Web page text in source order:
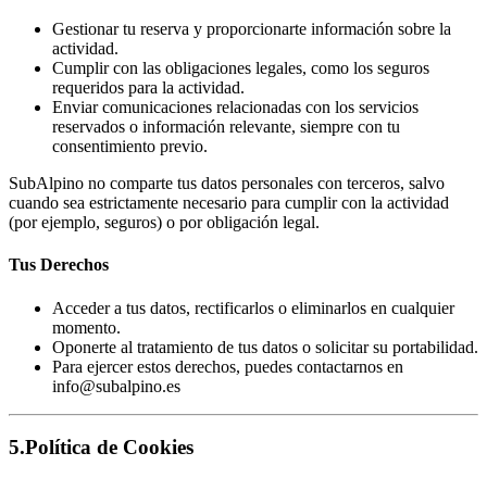
Gestionar tu reserva y proporcionarte información sobre la
actividad.
Cumplir con las obligaciones legales, como los seguros
requeridos para la actividad.
Enviar comunicaciones relacionadas con los servicios
reservados o información relevante, siempre con tu
consentimiento previo.
SubAlpino no comparte tus datos personales con terceros, salvo
cuando sea estrictamente necesario para cumplir con la actividad
(por ejemplo, seguros) o por obligación legal.
Tus Derechos
Acceder a tus datos, rectificarlos o eliminarlos en cualquier
momento.
Oponerte al tratamiento de tus datos o solicitar su portabilidad.
Para ejercer estos derechos, puedes contactarnos en
info@subalpino.es
5.Política de Cookies